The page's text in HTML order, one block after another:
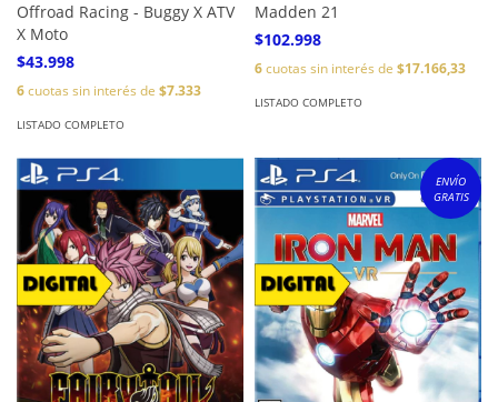
Offroad Racing - Buggy X ATV
X Moto
$43.998
6cuotas sin interés de $7.333
LISTADO COMPLETO
Madden 21
$102.998
6cuotas sin interés de $17.166,33
LISTADO COMPLETO
ENVÍO
GRATIS